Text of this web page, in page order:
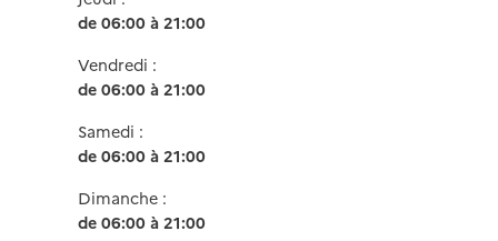
de 06:00 à 21:00
Vendredi :
de 06:00 à 21:00
Samedi :
de 06:00 à 21:00
Dimanche :
de 06:00 à 21:00